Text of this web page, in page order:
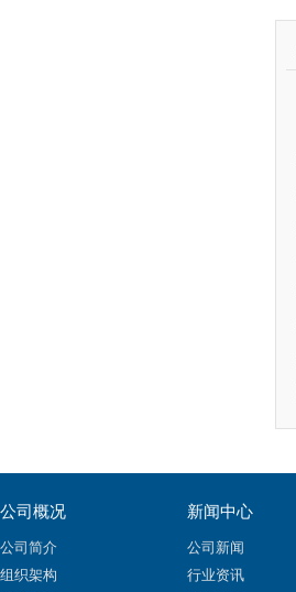
公司概况
公司简介
组织架构
新闻中心
公司新闻
行业资讯